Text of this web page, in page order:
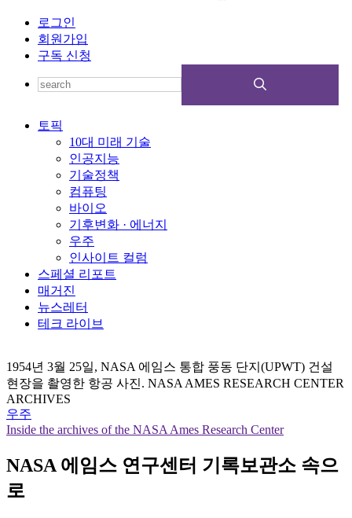
로그인
회원가입
구독 신청
토픽
10대 미래 기술
인공지능
기술정책
컴퓨팅
바이오
기후변화 · 에너지
우주
인사이트 컬럼
스페셜 리포트
매거진
뉴스레터
테크 라이브
1954년 3월 25일, NASA 에임스 통합 풍동 단지(UPWT) 건설
현장을 촬영한 항공 사진. NASA AMES RESEARCH CENTER
ARCHIVES
우주
Inside the archives of the NASA Ames Research Center
NASA 에임스 연구센터 기록보관소 속으
로